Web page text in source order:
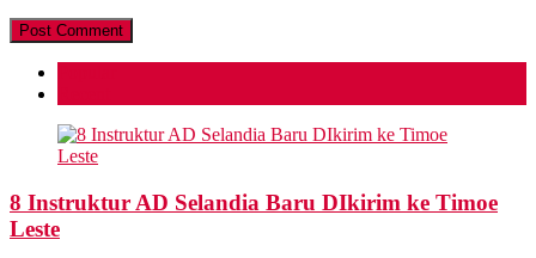
8 Instruktur AD Selandia Baru DIkirim ke Timoe
Leste